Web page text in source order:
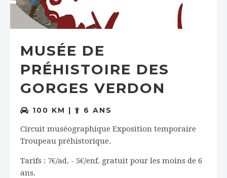
MUSÉE DE
PRÉHISTOIRE DES
GORGES VERDON
100 KM | 6 ANS
Circuit muséographique Exposition temporaire
Troupeau préhistorique.
Tarifs : 7€/ad. - 5€/enf. gratuit pour les moins de 6
ans.